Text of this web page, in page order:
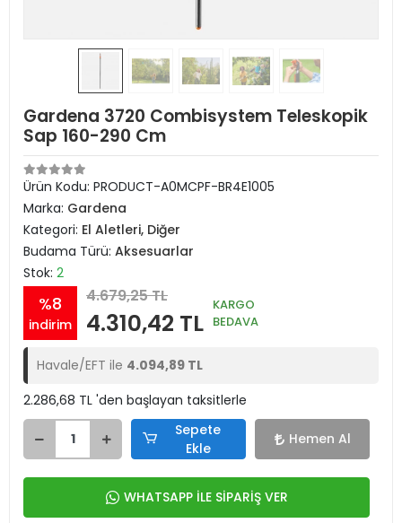
Gardena 3720 Combisystem Teleskopik
Sap 160-290 Cm
Ürün Kodu: PRODUCT-A0MCPF-BR4E1005
Marka: Gardena
Kategori: El Aletleri, Diğer
Budama Türü: Aksesuarlar
Stok: 2
%8
indirim
4.679,25 TL
4.310,42 TL
KARGO
BEDAVA
Havale/EFT ile 4.094,89 TL
2.286,68 TL 'den başlayan taksitlerle
Sepete
Ekle
Hemen Al
WHATSAPP İLE SİPARİŞ VER